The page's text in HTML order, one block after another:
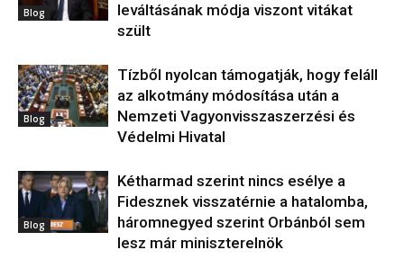
Blog
leváltásának módja viszont vitákat
szült
Blog
Tízből nyolcan támogatják, hogy feláll
az alkotmány módosítása után a
Nemzeti Vagyonvisszaszerzési és
Védelmi Hivatal
Blog
Kétharmad szerint nincs esélye a
Fidesznek visszatérnie a hatalomba,
háromnegyed szerint Orbánból sem
lesz már miniszterelnök